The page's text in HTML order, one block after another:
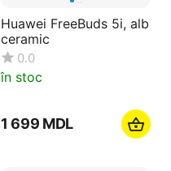
Huawei FreeBuds 5i, alb
ceramic
0.0
în stoc
1 699 MDL